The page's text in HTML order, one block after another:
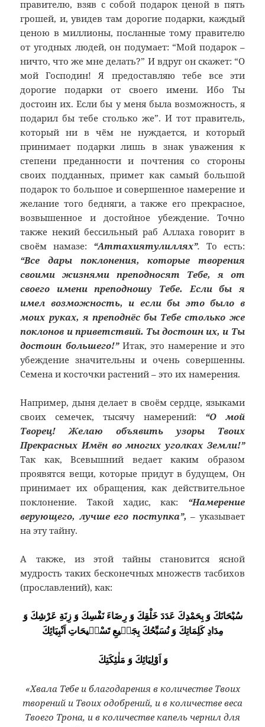
правителю, взяв с собой подарок ценой в пять
грошей, и, увидев там дорогие подарки, каждый
ценою в миллионы, посланные тому правителю
от угодных людей, он подумает: “Мой подарок –
ничто, что же мне делать?” И вдруг он скажет: “О
мой Господин! Я предоставляю тебе все эти
дорогие подарки от своего имени. Ибо Ты
достоин их. Если бы у меня была возможность, я
подарил бы тебе столько же”. И тот правитель,
который ни в чём не нуждается, и который
принимает подарки лишь в знак уважения к
степени преданности и почтения со стороны
своих подданных, примет как самый большой
подарок то большое и совершенное намерение и
желание того бедняги, а также его прекрасное,
возвышенное и достойное убеждение. Точно
также некий бессильный раб Аллаха говорит в
своём намазе: “Аттахиятулиллях”. То есть:
“Все дары поклонения, которые творения
своими жизнями преподносят Тебе, я от
своего имени преподношу Тебе. Если бы я
имел возможность, и если бы это было в
моих руках, я преподнёс бы Тебе столько же
поклонов и приветствий. Ты достоин их, и Ты
достоин большего!” Итак, это намерение и это
убеждение значительны и очень совершенны.
Семена и косточки растений – это их намерения.
Например, дыня делает в своём сердце, языками
своих семечек, тысячу намерений: “О мой
Творец! Желаю объявить узоры Твоих
Прекрасных Имён во многих уголках Земли!”
Так как, Всевышний ведает каким образом
проявятся вещи, которые придут в будущем, Он
принимает их обращения, как действительное
поклонение. Такой хадис, как: “Намерение
верующего, лучше его поступка”, – указывает
на эту тайну.
А также, из этой тайны становится ясной
мудрость таких бесконечных множеств тасбихов
(прославлений), как:
سُبْحَانَكَ وَ بِحَمْدِكَ عَدَدَ خَلْقِكَ وَ رِضَاءَ نَفْسِكَ وَ زِنَةِ عَرْشِكَ وَ
مِدَادِ كَلِمَاتِكَ وَ نُسَبِّحُكَ بِجَمٖيعِ تَسْبٖيحَاتِ اَنْبِيَائِكَ
وَ اَوْلِيَائِكَ وَ مَلٰئِكَتِكَ
«Хвала Тебе и благодарения в количестве Твоих
творений и Твоих одобрений, и в количестве веса
Твоего Трона, и в количестве капель чернил для